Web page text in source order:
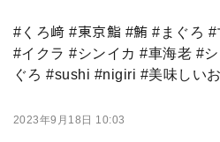
#くろ﨑 #東京鮨 #鮪 #まぐろ
#イクラ #シンイカ #車海老 #
ぐろ #sushi #nigiri #美味しい
2023年9月18日 10:03